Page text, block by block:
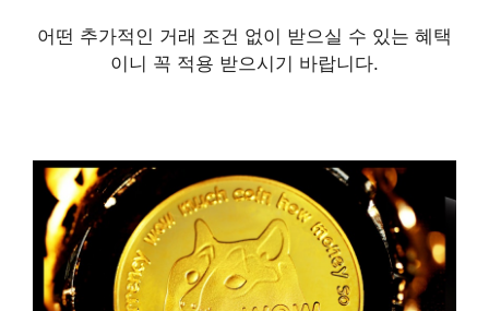
어떤 추가적인 거래 조건 없이 받으실 수 있는 혜택
이니 꼭 적용 받으시기 바랍니다.